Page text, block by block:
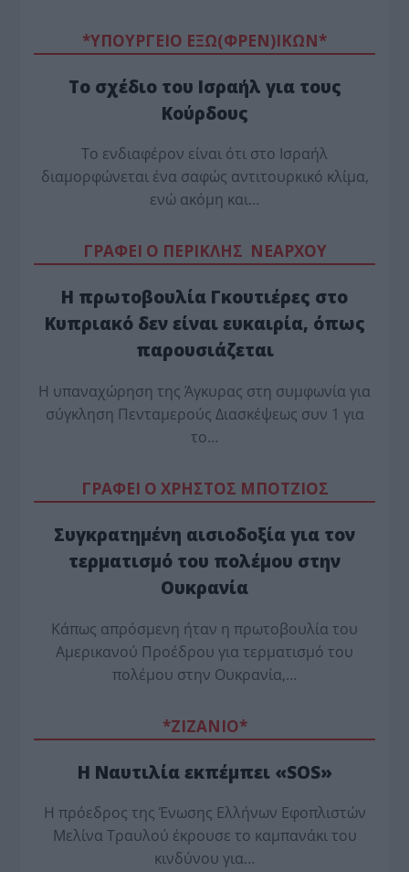
*ΥΠΟΥΡΓΕΙΟ ΕΞΩ(ΦΡΕΝ)ΙΚΩΝ*
Το σχέδιο του Ισραήλ για τους
Κούρδους
Το ενδιαφέρον είναι ότι στο Ισραήλ
διαμορφώνεται ένα σαφώς αντιτουρκικό κλίμα,
ενώ ακόμη και…
ΓΡΑΦΕΙ Ο ΠΕΡΙΚΛΗΣ ΝΕΑΡΧΟΥ
Η πρωτοβουλία Γκουτιέρες στο
Κυπριακό δεν είναι ευκαιρία, όπως
παρουσιάζεται
Η υπαναχώρηση της Άγκυρας στη συμφωνία για
σύγκληση Πενταμερούς Διασκέψεως συν 1 για
το…
ΓΡΑΦΕΙ Ο ΧΡΗΣΤΟΣ ΜΠΟΤΖΙΟΣ
Συγκρατημένη αισιοδοξία για τον
τερματισμό του πολέμου στην
Ουκρανία
Κάπως απρόσμενη ήταν η πρωτοβουλία του
Αμερικανού Προέδρου για τερματισμό του
πολέμου στην Ουκρανία,…
*ZΙΖΑΝΙΟ*
Η Ναυτιλία εκπέμπει «SOS»
Η πρόεδρος της Ένωσης Ελλήνων Εφοπλιστών
Μελίνα Τραυλού έ­κρουσε το καμπανάκι του
κινδύνου για…